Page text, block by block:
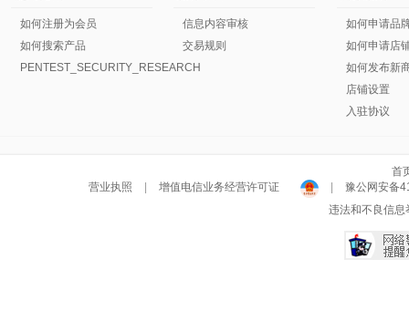
如何注册为会员
如何搜索产品
PENTEST_SECURITY_RESEARCH
信息内容审核
交易规则
如何申请品
如何申请店
如何发布新
店铺设置
入驻协议
首
营业执照
增值电信业务经营许可证
豫公网安备
违法和不良信